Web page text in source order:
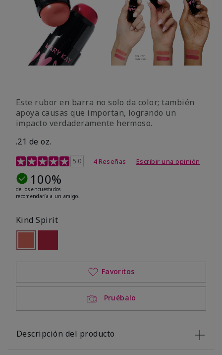
Este rubor en barra no solo da color; también
apoya causas que importan, logrando un
impacto verdaderamente hermoso.
.21 de oz.
Calificación de clientes de 3,1 de 5
5.0 4 Reseñas Escribir una opinión
100%
de los encuestados
recomendaría a un amigo.
Kind Spirit
seleccionado
Out of stock
Pruébalo
Favoritos
Descripción del producto